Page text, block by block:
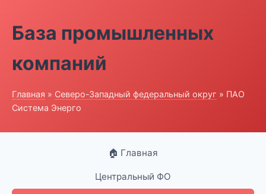
База промышленных
компаний
Главная » Северо-Западный федеральный округ » ПАО
Система Энерго
🏠 Главная
Центральный ФО